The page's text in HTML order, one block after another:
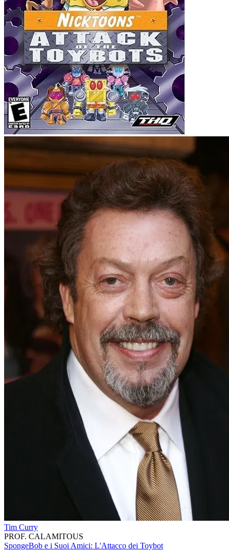
Tim Curry
PROF. CALAMITOUS
SpongeBob e i Suoi Amici: L'Attacco dei Toybot